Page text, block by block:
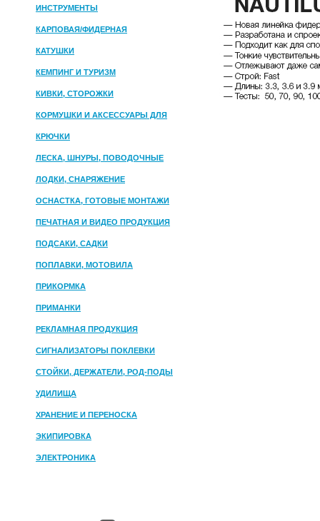
ИНСТРУМЕНТЫ
КАРПОВАЯ/ФИДЕРНАЯ
КАТУШКИ
КЕМПИНГ И ТУРИЗМ
КИВКИ, СТОРОЖКИ
КОРМУШКИ И АКСЕССУАРЫ ДЛЯ
ПРИКОРМКИ
КРЮЧКИ
ЛЕСКА, ШНУРЫ, ПОВОДОЧНЫЕ
МАТЕРИАЛЫ
ЛОДКИ, СНАРЯЖЕНИЕ
ОСНАСТКА, ГОТОВЫЕ МОНТАЖИ
ПЕЧАТНАЯ И ВИДЕО ПРОДУКЦИЯ
ПОДСАКИ, САДКИ
ПОПЛАВКИ, МОТОВИЛА
ПРИКОРМКА
ПРИМАНКИ
РЕКЛАМНАЯ ПРОДУКЦИЯ
СИГНАЛИЗАТОРЫ ПОКЛЕВКИ
СТОЙКИ, ДЕРЖАТЕЛИ, РОД-ПОДЫ
УДИЛИЩА
ХРАНЕНИЕ И ПЕРЕНОСКА
ЭКИПИРОВКА
ЭЛЕКТРОНИКА